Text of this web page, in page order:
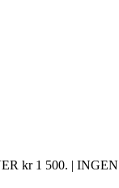
kr 1 500. |